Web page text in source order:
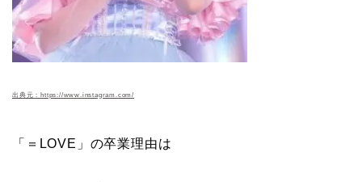
出典元：https://www.instagram.com/
「＝LOVE」の卒業理由は